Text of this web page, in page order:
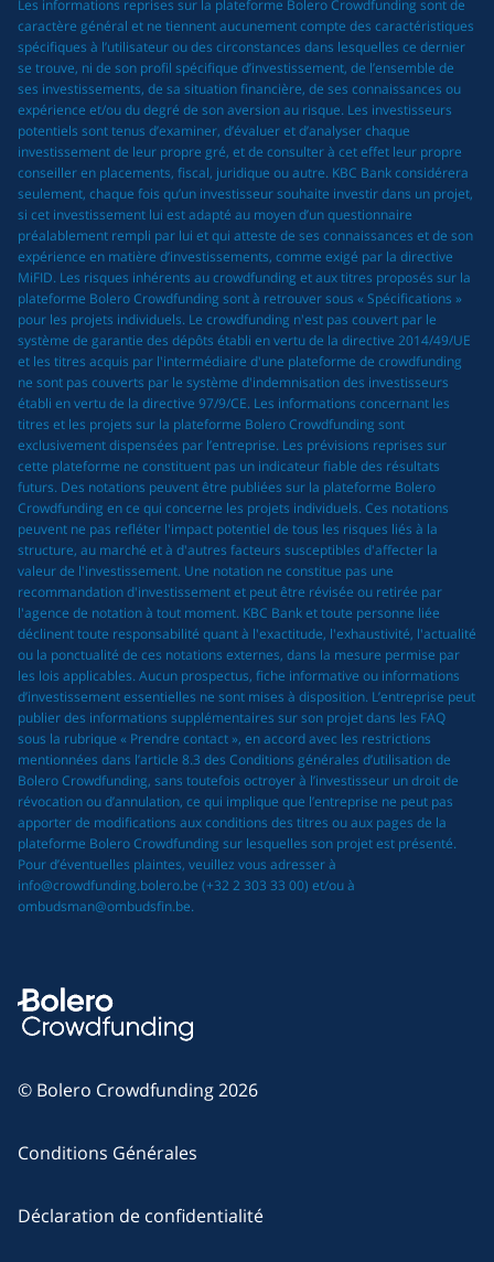
Les informations reprises sur la plateforme Bolero Crowdfunding sont de
caractère général et ne tiennent aucunement compte des caractéristiques
spécifiques à l’utilisateur ou des circonstances dans lesquelles ce dernier
se trouve, ni de son profil spécifique d’investissement, de l’ensemble de
ses investissements, de sa situation financière, de ses connaissances ou
expérience et/ou du degré de son aversion au risque. Les investisseurs
potentiels sont tenus d’examiner, d’évaluer et d’analyser chaque
investissement de leur propre gré, et de consulter à cet effet leur propre
conseiller en placements, fiscal, juridique ou autre. KBC Bank considérera
seulement, chaque fois qu’un investisseur souhaite investir dans un projet,
si cet investissement lui est adapté au moyen d’un questionnaire
préalablement rempli par lui et qui atteste de ses connaissances et de son
expérience en matière d’investissements, comme exigé par la directive
MiFID. Les risques inhérents au crowdfunding et aux titres proposés sur la
plateforme Bolero Crowdfunding sont à retrouver sous « Spécifications »
pour les projets individuels. Le crowdfunding n'est pas couvert par le
système de garantie des dépôts établi en vertu de la directive 2014/49/UE
et les titres acquis par l'intermédiaire d'une plateforme de crowdfunding
ne sont pas couverts par le système d'indemnisation des investisseurs
établi en vertu de la directive 97/9/CE. Les informations concernant les
titres et les projets sur la plateforme Bolero Crowdfunding sont
exclusivement dispensées par l’entreprise. Les prévisions reprises sur
cette plateforme ne constituent pas un indicateur fiable des résultats
futurs. Des notations peuvent être publiées sur la plateforme Bolero
Crowdfunding en ce qui concerne les projets individuels. Ces notations
peuvent ne pas refléter l'impact potentiel de tous les risques liés à la
structure, au marché et à d'autres facteurs susceptibles d'affecter la
valeur de l'investissement. Une notation ne constitue pas une
recommandation d'investissement et peut être révisée ou retirée par
l'agence de notation à tout moment. KBC Bank et toute personne liée
déclinent toute responsabilité quant à l'exactitude, l'exhaustivité, l'actualité
ou la ponctualité de ces notations externes, dans la mesure permise par
les lois applicables. Aucun prospectus, fiche informative ou informations
d’investissement essentielles ne sont mises à disposition. L’entreprise peut
publier des informations supplémentaires sur son projet dans les FAQ
sous la rubrique « Prendre contact », en accord avec les restrictions
mentionnées dans l’article 8.3 des Conditions générales d’utilisation de
Bolero Crowdfunding, sans toutefois octroyer à l’investisseur un droit de
révocation ou d’annulation, ce qui implique que l’entreprise ne peut pas
apporter de modifications aux conditions des titres ou aux pages de la
plateforme Bolero Crowdfunding sur lesquelles son projet est présenté.
Pour d’éventuelles plaintes, veuillez vous adresser à
info@crowdfunding.bolero.be (+32 2 303 33 00) et/ou à
ombudsman@ombudsfin.be.
© Bolero Crowdfunding 2026
Conditions Générales
Déclaration de confidentialité